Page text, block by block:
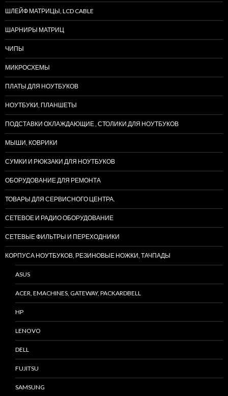
ШЛЕЙФ МАТРИЦЫ, LCD CABLE
ШАРНИРЫ МАТРИЦ
ЧИПЫ
МИКРОСХЕМЫ
ПЛАТЫ ДЛЯ НОУТБУКОВ
НОУТБУКИ, ПЛАНШЕТЫ
ПОДСТАВКИ ОХЛАЖДАЮЩИЕ , СТОЛИКИ ДЛЯ НОУТБУКОВ
МЫШИ, КОВРИКИ
СУМКИ И РЮКЗАКИ ДЛЯ НОУТБУКОВ
ОБОРУДОВАНИЕ ДЛЯ РЕМОНТА
ТОВАРЫ ДЛЯ СЕРВИСНОГО ЦЕНТРА.
СЕТЕВОЕ И РАДИО ОБОРУДОВАНИЕ
СЕТЕВЫЕ ФИЛЬТРЫ И ПЕРЕХОДНИКИ
КОРПУСА НОУТБУКОВ, РЕЗИНОВЫЕ НОЖКИ, ТАЧПАДЫ
ASUS
ACER, EMACHINES, GATEWAY, PACKARDBELL
HP
LENOVO
DELL
FUJITSU
SAMSUNG